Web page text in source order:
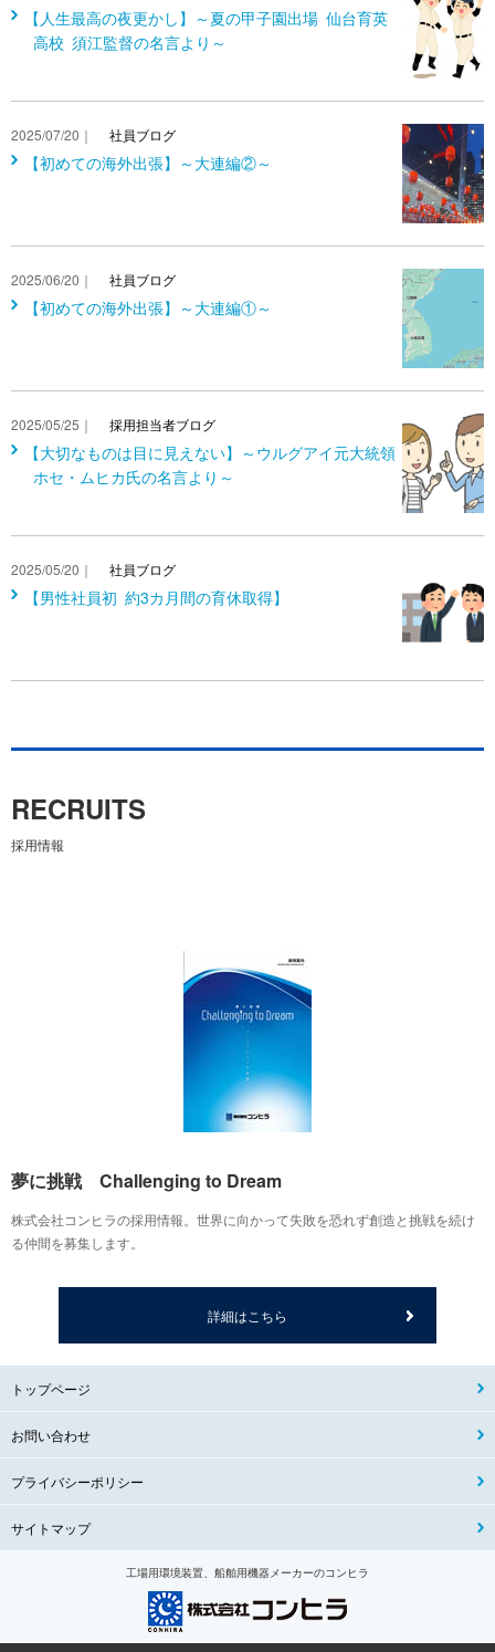
【人生最高の夜更かし】～夏の甲子園出場 仙台育英
高校 須江監督の名言より～
2025/07/20｜ 社員ブログ
【初めての海外出張】～大連編②～
2025/06/20｜ 社員ブログ
【初めての海外出張】～大連編①～
2025/05/25｜ 採用担当者ブログ
【大切なものは目に見えない】～ウルグアイ元大統領
ホセ・ムヒカ氏の名言より～
2025/05/20｜ 社員ブログ
【男性社員初 約3カ月間の育休取得】
RECRUITS
採用情報
夢に挑戦 Challenging to Dream
株式会社コンヒラの採用情報。世界に向かって失敗を恐れず創造と挑戦を続け
る仲間を募集します。
詳細はこちら
トップページ
お問い合わせ
プライバシーポリシー
サイトマップ
工場用環境装置、船舶用機器メーカーのコンヒラ